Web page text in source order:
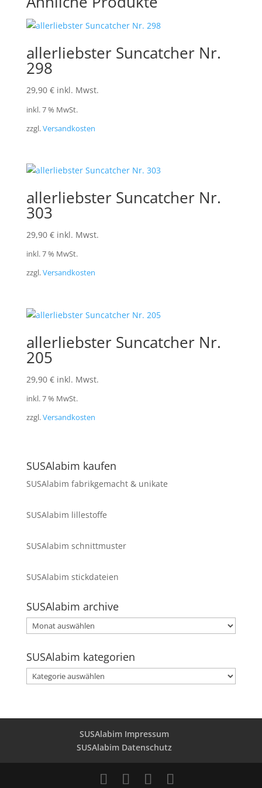
allerliebster Suncatcher Nr.
298
29,90 € inkl. Mwst.
inkl. 7 % MwSt.
zzgl.Versandkosten
allerliebster Suncatcher Nr.
303
29,90 € inkl. Mwst.
inkl. 7 % MwSt.
zzgl.Versandkosten
allerliebster Suncatcher Nr.
205
29,90 € inkl. Mwst.
inkl. 7 % MwSt.
zzgl.Versandkosten
SUSAlabim kaufen
SUSAlabim fabrikgemacht & unikate
SUSAlabim lillestoffe
SUSAlabim schnittmuster
SUSAlabim stickdateien
SUSAlabim archive
SUSAlabim
archive
SUSAlabim kategorien
SUSAlabim
kategorien
SUSAlabim Impressum
SUSAlabim Datenschutz